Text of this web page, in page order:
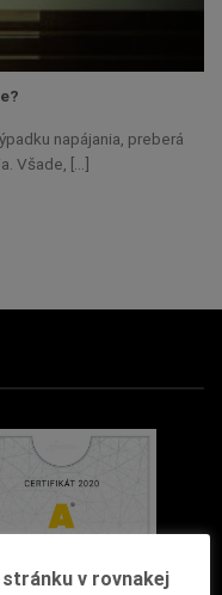
napájania, preberá
Všade, [...]
v rovnakej